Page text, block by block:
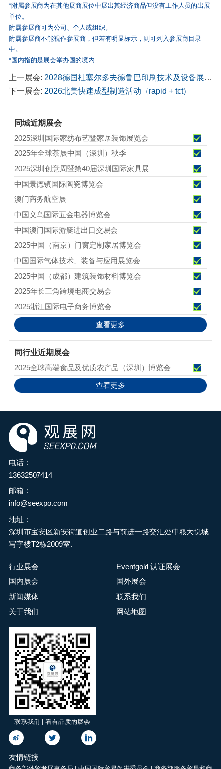
*附属参展商为在其他展商展位中展出其经济商品但没有工作人员的出展
单位。
附属参展商可为公司、个人或组织。
附属参展商不能视作参展商，但若有明显标示，则可列入参展商目录
中。
*国内指的是展会举办国的境内
上一展会: 2028德国杜塞尔多夫德鲁巴印刷技术及设备展览会 drupa
下一展会: 2026北美快速成型制造活动（rapid + tct）
同城近期展会
2025深圳国际家纺布艺暨家居装饰展览会
2025年全球茶展中国（深圳）秋季
2025深圳创意周暨第40届深圳国际家具展
中国景德镇国际陶瓷博览会
澳门商务航空展
中国义乌国际五金电器博览会
中国澳门国际游艇进出口交易会
2025中国（南京）门窗定制家居博览会
中国国际气体技术、装备与应用展览会
2025中国（成都）建筑装饰材料博览会
2025年长三角跨境电商交易会
2025浙江国际电子商务博览会
查看更多
同行业近期展会
2025全球高端食品及优质农产品（深圳）博览会
查看更多
电话：
13632507414
邮箱：
info@seexpo.com
地址：
深圳市宝安区新安街道创业二路与前进一路交汇处中粮大悦城
写字楼T2栋2009室.
行业展会
Eventgold 认证展会
国内展会
国外展会
新闻媒体
联系我们
关于我们
网站地图
联系我们 | 看有品质的展会
友情链接